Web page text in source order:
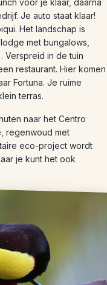
voor je klaar, daarna
Je auto staat klaar!
Het landschap is
met bungalows,
Verspreid in de tuin
restaurant. Hier komen
Fortuna. Je ruime
terras.
naar het Centro
regenwoud met
eco-project wordt
je kunt het ook